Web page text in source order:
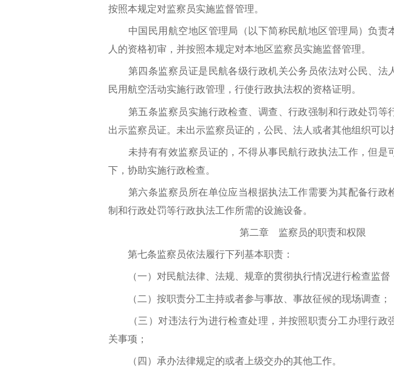
按照本规定对监察员实施监督管理。
中国民用航空地区管理局（以下简称民航地区管理局）负责
人的资格初审，并按照本规定对本地区监察员实施监督管理。
第四条监察员证是民航各级行政机关公务员依法对公民、法
民用航空活动实施行政管理，行使行政执法权的资格证明。
第五条监察员实施行政检查、调查、行政强制和行政处罚等
出示监察员证。未出示监察员证的，公民、法人或者其他组织可以
未持有有效监察员证的，不得从事民航行政执法工作，但是
下，协助实施行政检查。
第六条监察员所在单位应当根据执法工作需要为其配备行政
制和行政处罚等行政执法工作所需的设施设备。
第二章 监察员的职责和权限
第七条监察员依法履行下列基本职责：
（一）对民航法律、法规、规章的贯彻执行情况进行检查监督
（二）按职责分工主持或者参与事故、事故征候的现场调查；
（三）对违法行为进行检查处理，并按照职责分工办理行政
关事项；
（四）承办法律规定的或者上级交办的其他工作。